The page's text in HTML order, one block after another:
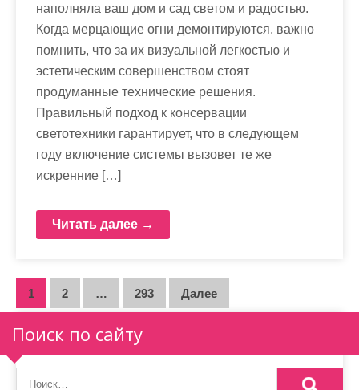
наполняла ваш дом и сад светом и радостью.
Когда мерцающие огни демонтируются, важно
помнить, что за их визуальной легкостью и
эстетическим совершенством стоят
продуманные технические решения.
Правильный подход к консервации
светотехники гарантирует, что в следующем
году включение системы вызовет те же
искренние […]
Читать далее →
П
а
г
1 2 … 293 Далее
Поиск по сайту